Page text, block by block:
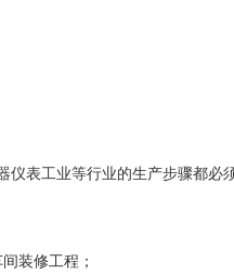
仪表工业等行业的生产步骤都必
装修工程；